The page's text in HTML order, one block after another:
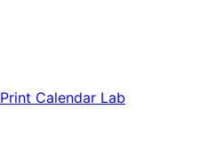
Print Calendar Lab